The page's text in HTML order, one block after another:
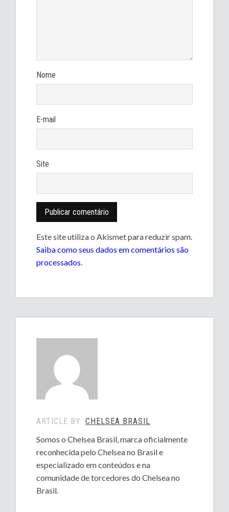
Nome
E-mail
Site
Este site utiliza o Akismet para reduzir spam.
Saiba como seus dados em comentários são
processados
ARTICLE BY:CHELSEA BRASIL
Somos o Chelsea Brasil, marca oficialmente
reconhecida pelo Chelsea no Brasil e
especializado em conteúdos e na
comunidade de torcedores do Chelsea no
Brasil.